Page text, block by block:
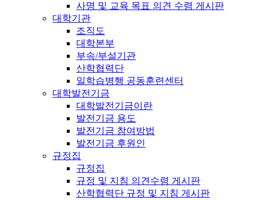
사명 및 교육 목표 의견 수렴 게시판
대학기관
조직도
대학본부
부속/부설기관
산학협력단
일학습병행 공동훈련센터
대학발전기금
대학발전기금이란
발전기금 용도
발전기금 참여방법
발전기금 후원인
규정집
규정집
규정 및 지침 의견수렴 게시판
산학협력단 규정 및 지침 게시판